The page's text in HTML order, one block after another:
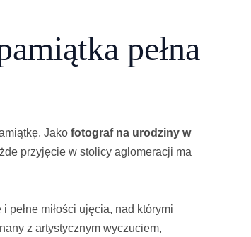
pełna
Jako fotograf na urodziny w
przyjęcie w stolicy aglomeracji ma
pełne miłości ujęcia, nad którymi
z artystycznym wyczuciem,